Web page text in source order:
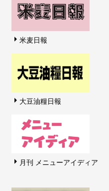
米麦日報
大豆油糧日報
月刊 メニューアイディア